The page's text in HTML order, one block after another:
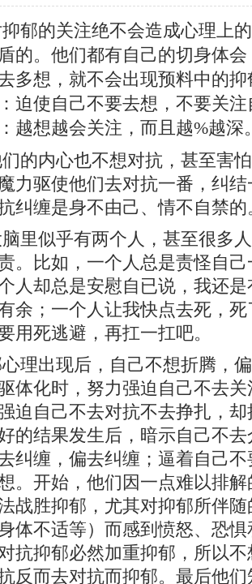
郁的关注绝不会造成心理上
的。他们都有自己的切身体
多想，就不会出现预料中的
迫使自己不要去想，不要关
越想越会关注，而且越%越深
的内心也不想对抗，甚至害
魔力驱使他们去对抗一番，纠
纠缠是身不由己、情不自禁的
里似乎有两个人，甚至很多
。比如，一个人总是责怪自
人却总是安慰自已说，我还
余；一个人让我快点去死，死
用死逃避，再扛一扛吧。
理出现后，自己不想折腾，
体化时，努力强迫自己不去
迫自己不去对抗不去挣扎，
的结果发生后，暗示自己不
纠缠，偏去纠缠；逼着自己
。 开始，他们因一点难以排
战胜抑郁，尤其对抑郁所伴
体不适等）而感到愤怒、恐
抗抑郁必然加重抑郁，所以不
反而去对抗而抑郁。最后他